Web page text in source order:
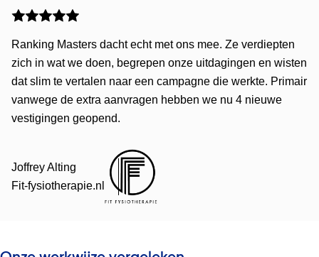
Ranking Masters dacht echt met ons mee. Ze verdiepten
zich in wat we doen, begrepen onze uitdagingen en wisten
dat slim te vertalen naar een campagne die werkte. Primair
vanwege de extra aanvragen hebben we nu 4 nieuwe
vestigingen geopend.
Joffrey Alting
Fit-fysiotherapie.nl